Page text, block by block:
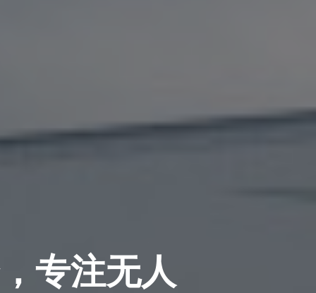
专注无人